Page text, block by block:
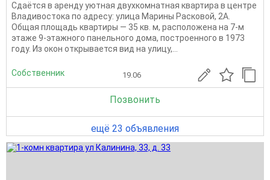
Сдаётся в аренду уютная двухкомнатная квартира в центре
Владивостока по адресу: улица Марины Расковой, 2А.
Общая площадь квартиры — 35 кв. м, расположена на 7-м
этаже 9-этажного панельного дома, построенного в 1973
году. Из окон открывается вид на улицу,...
Собственник 19.06
Позвонить
ещё 23 объявления